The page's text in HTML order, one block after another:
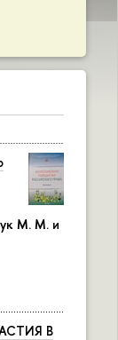
М. М. и
В